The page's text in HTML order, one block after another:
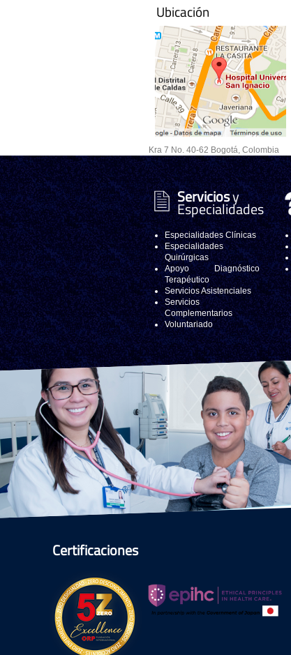
Ubicación
Kra 7 No. 40-62 Bogotá, Colombia
Serviciosy
Especialidades
Especialidades Clínicas
Especialidades
Quirúrgicas
Apoyo Diagnóstico
Terapéutico
Servicios Asistenciales
Servicios
Complementarios
Voluntariado
Certificaciones